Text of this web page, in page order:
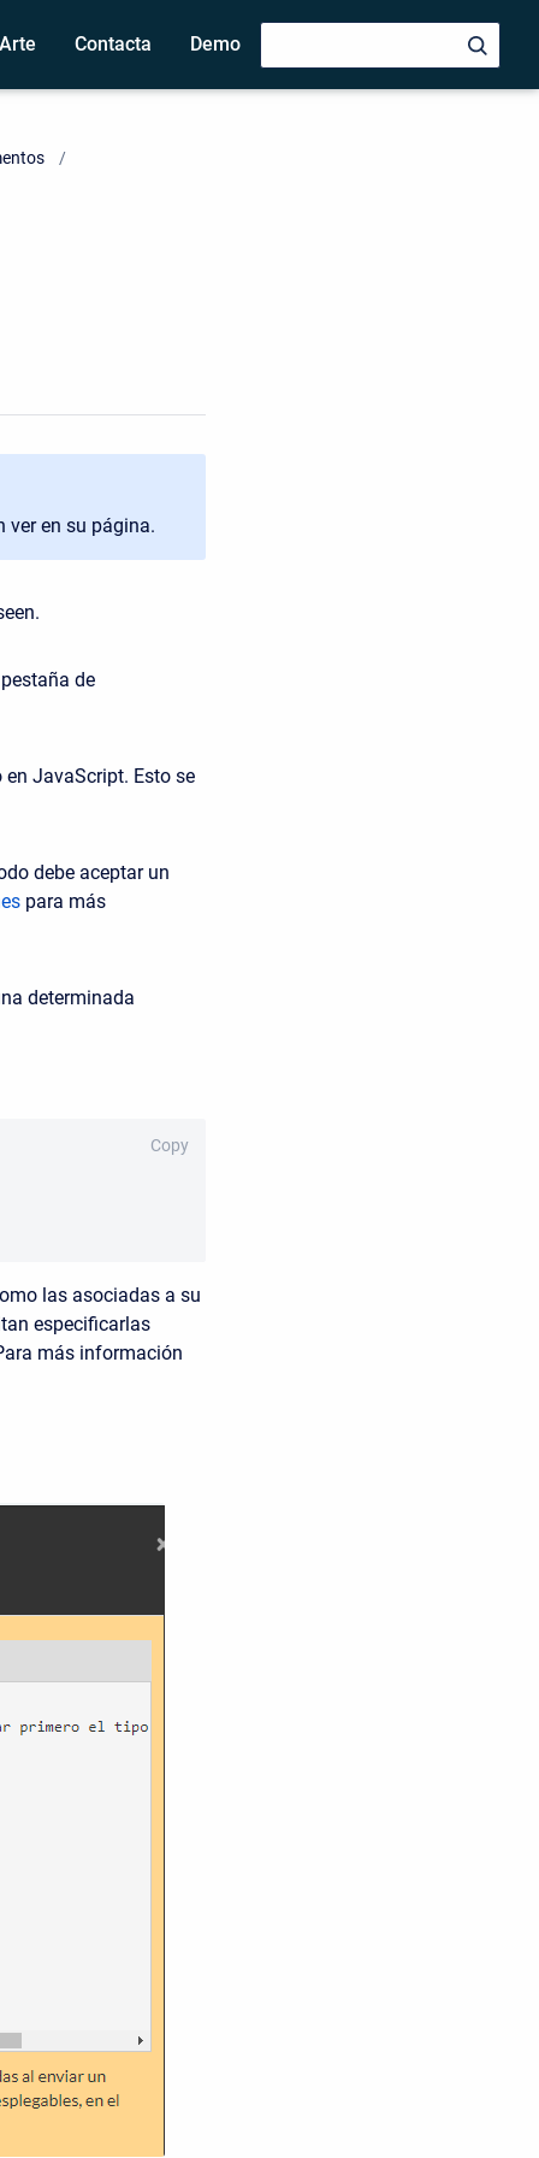
Arte Contacta Demo
ver en su página.
de
JavaScript. Esto se
debe aceptar un
para más
determinada
Copy
las asociadas a su
especificarlas
más información